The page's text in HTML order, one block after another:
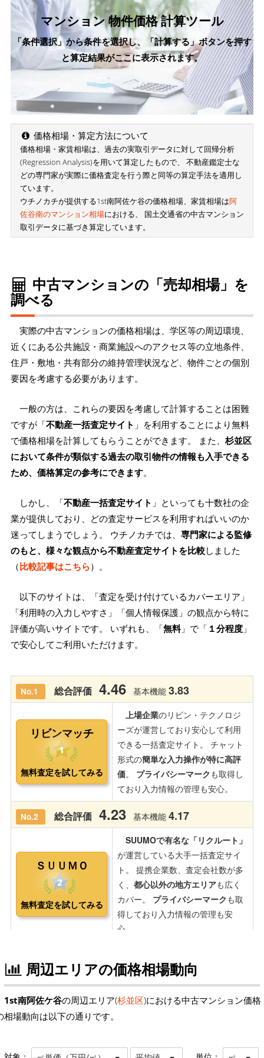
マンション 物件価格 計算ツール
「条件選択」から条件を選択し、「計算する」ボタンを押す
と算定結果がここに表示されます。
価格相場・算定方法について
価格相場・家賃相場は、過去の実取引データに対して回帰分析
(Regression Analysis)を用いて算定したもので、 不動産鑑定士な
どの専門家が実際に価格査定を行う際と同等の算定手法を適用し
ています。
ウチノカチが提供する1st南阿佐ケ谷の価格相場、家賃相場は阿
佐谷南のマンション相場における、 国土交通省の中古マンション
取引データに基づき算定しています。
中古マンションの「売却相場」を
調べる
実際の中古マンションの価格相場は、学区等の周辺環境、
近くにある公共施設・商業施設へのアクセス等の立地条件、
住戸・敷地・共有部分の維持管理状況など、物件ごとの個別
要因を考慮する必要があります。
一般の方は、これらの要因を考慮して計算することは困難
ですが「不動産一括査定サイト 」を利用することにより無料
で価格相場を計算してもらうことができます。 また、 杉並区
において条件が類似する過去の取引物件の情報も入手できる
ため、価格算定の参考にできます。
しかし、「不動産一括査定サイト 」といっても十数社の企
業が提供しており、どの査定サービスを利用すればいいのか
迷ってしまうでしょう。 ウチノカチでは、 専門家による監修
のもと、様々な観点から不動産査定サイトを比較しました
（比較記事はこちら）。
以下のサイトは、「査定を受け付けているカバーエリア」
「利用時の入力しやすさ」「個人情報保護」の観点から特に
評価が高いサイトです。 いずれも、「無料」で「 １分程度 」
で安心してご利用いただけます。
周辺エリアの価格相場動向
1st南阿佐ケ谷の周辺エリア(杉並区)における中古マンション価格
相場動向は以下の通りです。